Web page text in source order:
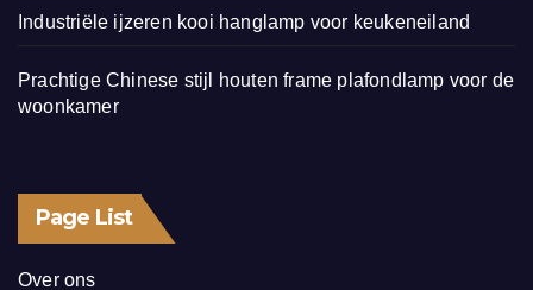
Industriële ijzeren kooi hanglamp voor keukeneiland
Prachtige Chinese stijl houten frame plafondlamp voor de
woonkamer
Page List
Over ons